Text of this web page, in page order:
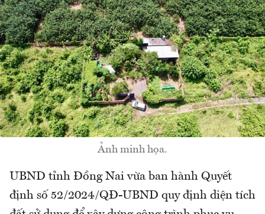
Ảnh minh họa.
UBND tỉnh Đồng Nai vừa ban hành Quyết
định số 52/2024/QĐ-UBND quy định diện tích